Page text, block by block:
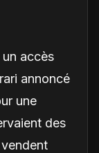
accès
annoncé
une
des